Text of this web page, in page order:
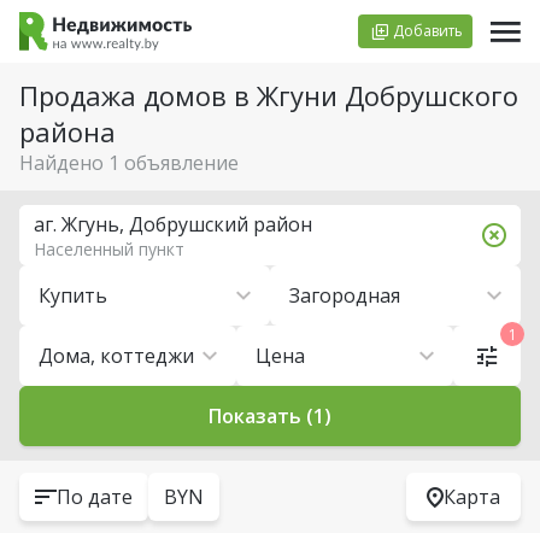
Добавить
Продажа домов в Жгуни Добрушского
района
Найдено 1 объявление
Купить Загородная
Дома, коттеджи Цена
аг. Жгунь, Добрушский район
Населенный пункт
1
Показать (1)
По дате BYN Карта